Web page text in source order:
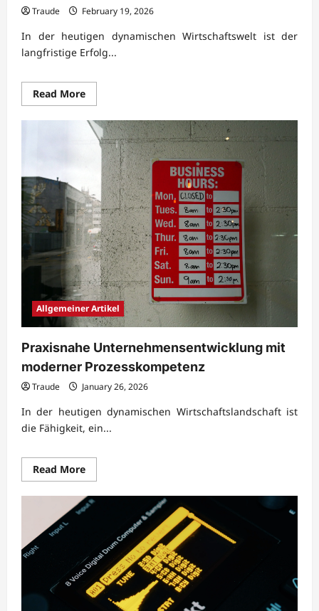
Traude February 19, 2026
In der heutigen dynamischen Wirtschaftswelt ist der
langfristige Erfolg...
Read MoreRead
more
Wirtschaftliche
Unternehmensstrategien
mit
robuster
Prozesslandschaft
Allgemeiner Artikel
Praxisnahe Unternehmensentwicklung mit
moderner Prozesskompetenz
Traude January 26, 2026
In der heutigen dynamischen Wirtschaftslandschaft ist
die Fähigkeit, ein...
Read MoreRead
more
Praxisnahe
Unternehmensentwicklung
moderner
Prozesskompetenz